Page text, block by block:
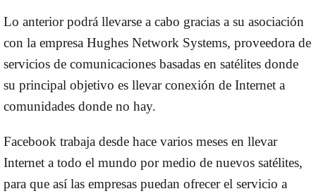
Lo anterior podrá llevarse a cabo gracias a su asociación
con la empresa Hughes Network Systems, proveedora de
servicios de comunicaciones basadas en satélites donde
su principal objetivo es llevar conexión de Internet a
comunidades donde no hay.
Facebook trabaja desde hace varios meses en llevar
Internet a todo el mundo por medio de nuevos satélites,
para que así las empresas puedan ofrecer el servicio a